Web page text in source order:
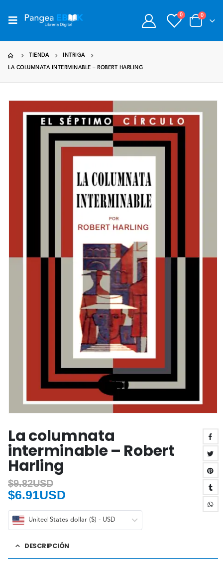
0 0
TIENDA INTRIGA
LA COLUMNATA INTERMINABLE – ROBERT HARLING
La columnata
interminable – Robert
Harling
$9.82USD
$6.91USD
United States dollar ($) - USD
DESCRIPCIÓN